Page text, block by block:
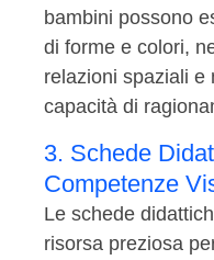
bambini possono
di forme e colori,
relazioni spaziali e
capacità di
3. Schede
Competenze
Le schede
risorsa preziosa